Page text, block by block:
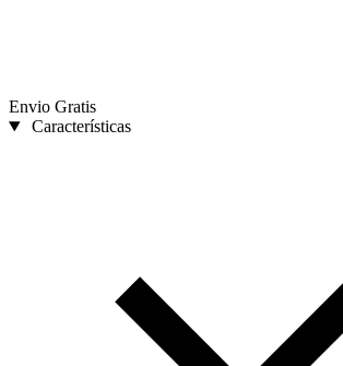
Envio Gratis
Características